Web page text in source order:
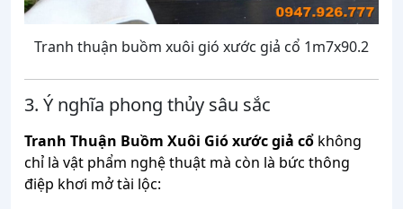
Tranh thuận buồm xuôi gió xước giả cổ 1m7x90.2
3. Ý nghĩa phong thủy sâu sắc
Tranh Thuận Buồm Xuôi Gió xước giả cổ không
chỉ là vật phẩm nghệ thuật mà còn là bức thông
điệp khơi mở tài lộc: